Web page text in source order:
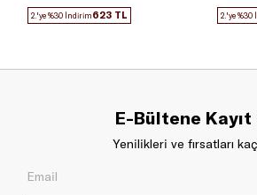
2.'ye %30 İndirim623 TL 2.'ye %30
E-Bültene Kayıt
Yenilikleri ve fırsatları